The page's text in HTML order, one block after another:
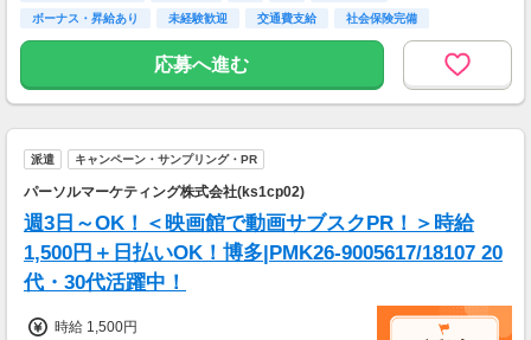
ボーナス・昇給あり
未経験歓迎 交通費支給 社会保険完備
応募へ進む
派遣 キャンペーン・サンプリング・PR
パーソルマーケティング株式会社(ks1cp02)
週3日～OK！＜映画館で動画サブスクPR！＞時給
1,500円＋日払いOK！博多|PMK26-9005617/18107 20
代・30代活躍中！
時給 1,500円